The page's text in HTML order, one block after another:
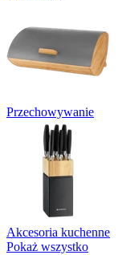
Przechowywanie
Akcesoria kuchenne
Pokaż wszystko